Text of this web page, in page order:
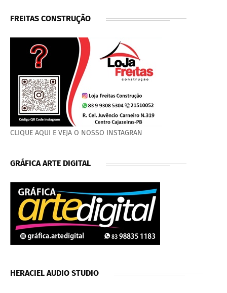
FREITAS CONSTRUÇÃO
CLIQUE AQUI E VEJA O NOSSO INSTAGRAN
GRÁFICA ARTE DIGITAL
HERACIEL AUDIO STUDIO